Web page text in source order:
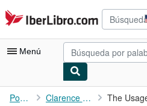
Pasar al contenido principal
IberLibro.com
Menú
Mi cuenta
Portada Clarence Meader